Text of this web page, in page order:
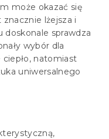
może okazać się
znacznie lżejsza i
doskonale sprawdza
wybór dla
natomiast
uniwersalnego